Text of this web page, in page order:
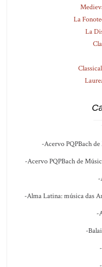
La
La
-Acervo PQPBach
-Acervo PQPBach de
-Alma Latina: música das
-
-